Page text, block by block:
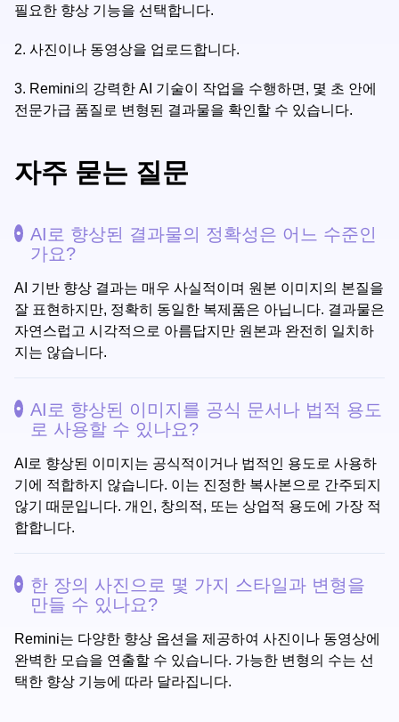
필요한 향상 기능을 선택합니다.
2. 사진이나 동영상을 업로드합니다.
3. Remini의 강력한 AI 기술이 작업을 수행하면, 몇 초 안에
전문가급 품질로 변형된 결과물을 확인할 수 있습니다.
자주 묻는 질문
AI로 향상된 결과물의 정확성은 어느 수준인
가요?
AI 기반 향상 결과는 매우 사실적이며 원본 이미지의 본질을
잘 표현하지만, 정확히 동일한 복제품은 아닙니다. 결과물은
자연스럽고 시각적으로 아름답지만 원본과 완전히 일치하
지는 않습니다.
AI로 향상된 이미지를 공식 문서나 법적 용도
로 사용할 수 있나요?
AI로 향상된 이미지는 공식적이거나 법적인 용도로 사용하
기에 적합하지 않습니다. 이는 진정한 복사본으로 간주되지
않기 때문입니다. 개인, 창의적, 또는 상업적 용도에 가장 적
합합니다.
한 장의 사진으로 몇 가지 스타일과 변형을
만들 수 있나요?
Remini는 다양한 향상 옵션을 제공하여 사진이나 동영상에
완벽한 모습을 연출할 수 있습니다. 가능한 변형의 수는 선
택한 향상 기능에 따라 달라집니다.